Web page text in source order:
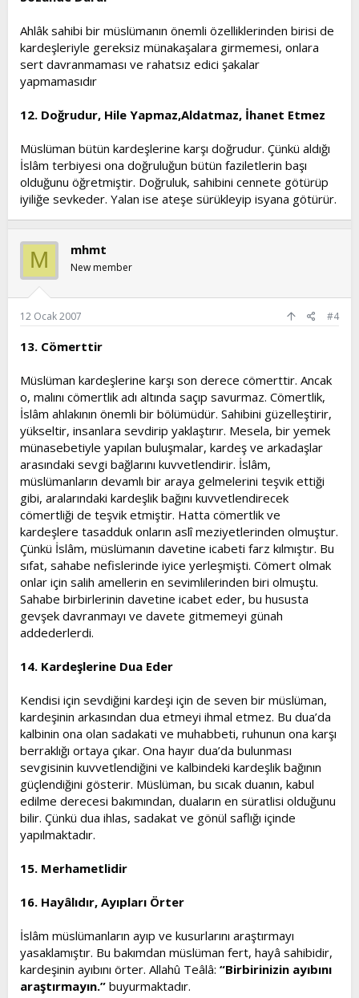
Ahlâk sahibi bir müslümanın önemli özelliklerinden birisi de
kardeşleriyle gereksiz münakaşalara girmemesi, onlara
sert davranmaması ve rahatsız edici şakalar
yapmamasıdır
12. Doğrudur, Hile Yapmaz,Aldatmaz, İhanet Etmez
Müslüman bütün kardeşlerine karşı doğrudur. Çünkü aldığı
İslâm terbiyesi ona doğruluğun bütün faziletlerin başı
olduğunu öğretmiştir. Doğruluk, sahibini cennete götürüp
iyiliğe sevkeder. Yalan ise ateşe sürükleyip isyana götürür.
M mhmt
New member
12 Ocak 2007 #4
13. Cömerttir
Müslüman kardeşlerine karşı son derece cömerttir. Ancak
o, malını cömertlik adı altında saçıp savurmaz. Cömertlik,
İslâm ahlakının önemli bir bölümüdür. Sahibini güzelleştirir,
yükseltir, insanlara sevdirip yaklaştırır. Mesela, bir yemek
münasebetiyle yapılan buluşmalar, kardeş ve arkadaşlar
arasındaki sevgi bağlarını kuvvetlendirir. İslâm,
müslümanların devamlı bir araya gelmelerini teşvik ettiği
gibi, aralarındaki kardeşlik bağını kuvvetlendirecek
cömertliği de teşvik etmiştir. Hatta cömertlik ve
kardeşlere tasadduk onların aslî meziyetlerinden olmuştur.
Çünkü İslâm, müslümanın davetine icabeti farz kılmıştır. Bu
sıfat, sahabe nefislerinde iyice yerleşmişti. Cömert olmak
onlar için salih amellerin en sevimlilerinden biri olmuştu.
Sahabe birbirlerinin davetine icabet eder, bu hususta
gevşek davranmayı ve davete gitmemeyi günah
addederlerdi.
14. Kardeşlerine Dua Eder
Kendisi için sevdiğini kardeşi için de seven bir müslüman,
kardeşinin arkasından dua etmeyi ihmal etmez. Bu dua’da
kalbinin ona olan sadakati ve muhabbeti, ruhunun ona karşı
berraklığı ortaya çıkar. Ona hayır dua’da bulunması
sevgisinin kuvvetlendiğini ve kalbindeki kardeşlik bağının
güçlendiğini gösterir. Müslüman, bu sıcak duanın, kabul
edilme derecesi bakımından, duaların en süratlisi olduğunu
bilir. Çünkü dua ihlas, sadakat ve gönül saflığı içinde
yapılmaktadır.
15. Merhametlidir
16. Hayâlıdır, Ayıpları Örter
İslâm müslümanların ayıp ve kusurlarını araştırmayı
yasaklamıştır. Bu bakımdan müslüman fert, hayâ sahibidir,
kardeşinin ayıbını örter. Allahû Teâlâ: “Birbirinizin ayıbını
araştırmayın.” buyurmaktadır.